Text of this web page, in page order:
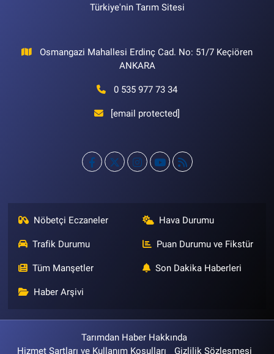
Türkiye'nin Tarım Sitesi
Osmangazi Mahallesi Erdinç Cad. No: 51/7 Keçiören
ANKARA
0 535 977 73 34
[email protected]
Nöbetçi Eczaneler Hava Durumu
Trafik Durumu Puan Durumu ve Fikstür
Tüm Manşetler Son Dakika Haberleri
Haber Arşivi
Tarımdan Haber Hakkında
Hizmet Şartları ve Kullanım Koşulları
Gizlilik Sözleşmesi